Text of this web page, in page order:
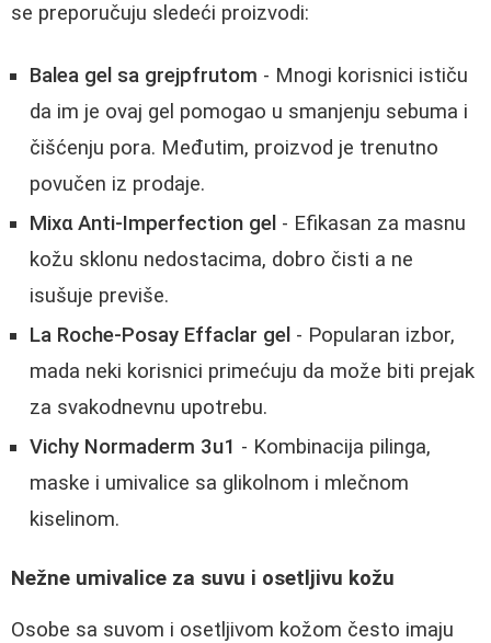
se preporučuju sledeći proizvodi:
Balea gel sa grejpfrutom - Mnogi korisnici ističu
da im je ovaj gel pomogao u smanjenju sebuma i
čišćenju pora. Međutim, proizvod je trenutno
povučen iz prodaje.
Mixα Anti-Imperfection gel - Efikasan za masnu
kožu sklonu nedostacima, dobro čisti a ne
isušuje previše.
La Roche-Posay Effaclar gel - Popularan izbor,
mada neki korisnici primećuju da može biti prejak
za svakodnevnu upotrebu.
Vichy Normaderm 3u1 - Kombinacija pilinga,
maske i umivalice sa glikolnom i mlečnom
kiselinom.
Nežne umivalice za suvu i osetljivu kožu
Osobe sa suvom i osetljivom kožom često imaju